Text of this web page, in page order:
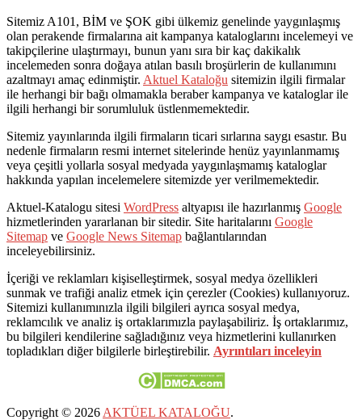
Sitemiz A101, BİM ve ŞOK gibi ülkemiz genelinde yaygınlaşmış
olan perakende firmalarına ait kampanya kataloglarını incelemeyi ve
takipçilerine ulaştırmayı, bunun yanı sıra bir kaç dakikalık
incelemeden sonra doğaya atılan basılı broşürlerin de kullanımını
azaltmayı amaç edinmiştir. Aktuel Kataloğu sitemizin ilgili firmalar
ile herhangi bir bağı olmamakla beraber kampanya ve kataloglar ile
ilgili herhangi bir sorumluluk üstlenmemektedir.
Sitemiz yayınlarında ilgili firmaların ticari sırlarına saygı esastır. Bu
nedenle firmaların resmi internet sitelerinde henüz yayınlanmamış
veya çeşitli yollarla sosyal medyada yaygınlaşmamış kataloglar
hakkında yapılan incelemelere sitemizde yer verilmemektedir.
Aktuel-Katalogu sitesi WordPress altyapısı ile hazırlanmış Google
hizmetlerinden yararlanan bir sitedir. Site haritalarını Google
Sitemap ve Google News Sitemap bağlantılarından
inceleyebilirsiniz.
İçeriği ve reklamları kişiselleştirmek, sosyal medya özellikleri
sunmak ve trafiği analiz etmek için çerezler (Cookies) kullanıyoruz.
Sitemizi kullanımınızla ilgili bilgileri ayrıca sosyal medya,
reklamcılık ve analiz iş ortaklarımızla paylaşabiliriz. İş ortaklarımız,
bu bilgileri kendilerine sağladığınız veya hizmetlerini kullanırken
topladıkları diğer bilgilerle birleştirebilir. Ayrıntıları inceleyin
Copyright © 2026 AKTÜEL KATALOĞU.